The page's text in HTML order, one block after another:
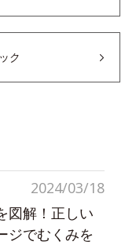
ク
2024/03/18
図解！正しい
ジでむくみを